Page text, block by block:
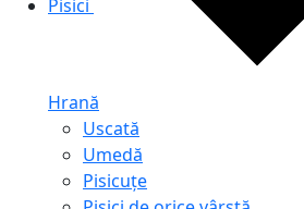
Pisici
Hrană
Uscată
Umedă
Pisicuțe